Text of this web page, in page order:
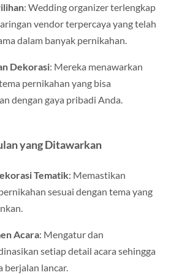
: Wedding organizer terlengkap
vendor terpercaya yang telah
dalam banyak pernikahan.
Dekorasi: Mereka menawarkan
pernikahan yang bisa
dengan gaya pribadi Anda.
yang Ditawarkan
Tematik: Memastikan
sesuai dengan tema yang
Acara: Mengatur dan
setiap detail acara sehingga
berjalan lancar.